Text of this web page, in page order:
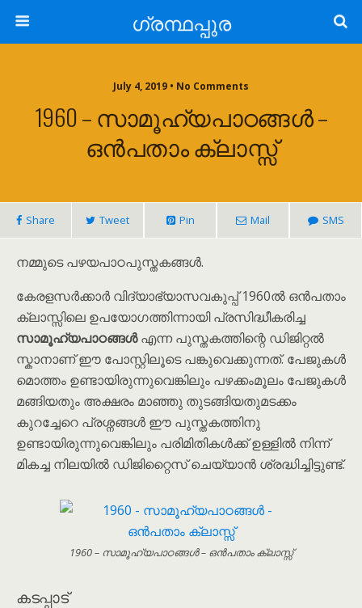
ഗ്രന്ഥപ്പുര
July 4, 2019 • No Comments
1960 – സാമൂഹ്യപാഠങ്ങൾ –
ഒൻപതാം ക്ലാസ്സ്
Share Tweet Pin Mail SMS
നമ്മുടെ പഴയപാഠപുസ്തകങ്ങൾ.
കേരളസർക്കാർ വിദ്യാഭ്യാസവകുപ്പ് 1960ൽ ഒൻപതാം
ക്ലാസ്സിലെ ഉപയോഗത്തിന്നായി പ്രസിദ്ധീകരിച്ച
സാമൂഹ്യപാഠങ്ങൾഎന്ന പുസ്തകത്തിന്റെ ഡിജിറ്റൽ
സ്കാനാണ് ഈ പോസ്റ്റിലൂടെ പങ്കുവെക്കുന്നത്. പേജുകൾ
മൊത്തം ഉണ്ടായിരുന്നുവെങ്കിലും പഴക്കംമൂലം പേജുകൾ
മങ്ങിയതും അക്ഷരം മാഞ്ഞു തുടങ്ങിയതുമടക്കം
കുറച്ചേറെ പ്രശ്നങ്ങൾ ഈ പുസ്തകത്തിനു
ഉണ്ടായിരുന്നുവെങ്കിലും പരിമിതികൾക്ക് ഉള്ളിൽ നിന്ന്
മികച്ച നിലയിൽ ഡിജിറ്റൈസ് ചെയ്യാൻ ശ്രദ്ധിച്ചിട്ടുണ്ട്.
1960 – സാമൂഹ്യപാഠങ്ങൾ – ഒൻപതാം ക്ലാസ്സ്
കടപ്പാട്